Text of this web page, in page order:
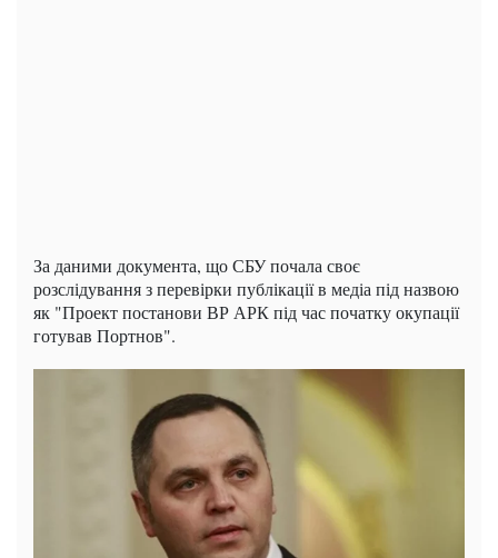
За даними документа, що СБУ почала своє
розслідування з перевірки публікації в медіа під назвою
як "Проект постанови ВР АРК під час початку окупації
готував Портнов".